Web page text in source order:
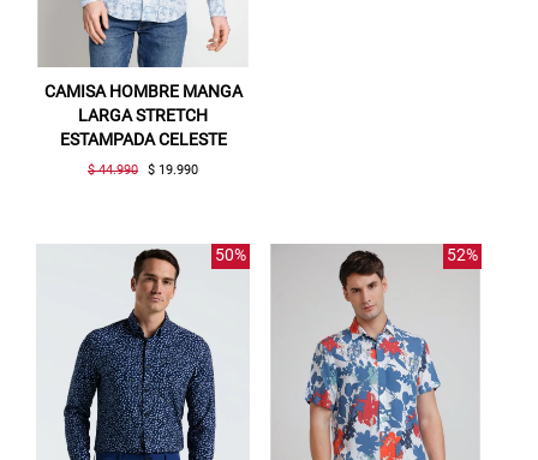
CAMISA HOMBRE MANGA
LARGA STRETCH
ESTAMPADA CELESTE
$ 44.990 $ 19.990
50% 52%